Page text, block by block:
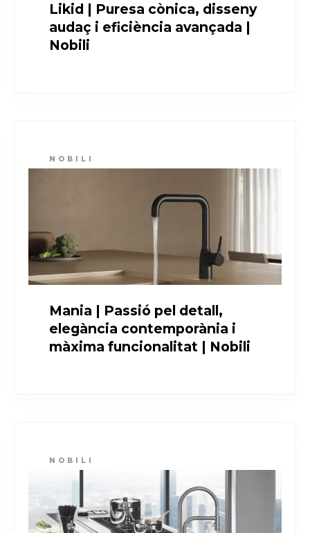
Likid | Puresa cònica, disseny
audaç i eficiència avançada |
Nobili
NOBILI
Mania | Passió pel detall,
elegància contemporània i
màxima funcionalitat | Nobili
NOBILI